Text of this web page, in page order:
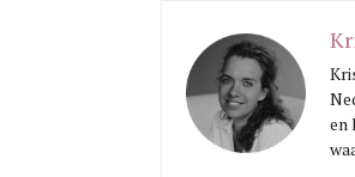
en